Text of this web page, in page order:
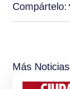
Compártelo:
Más Noticias